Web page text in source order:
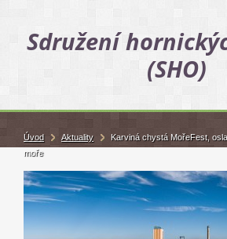
Sdružení
(SHO)
Úvod Aktuality
Karviná chystá MořeFest,
moře